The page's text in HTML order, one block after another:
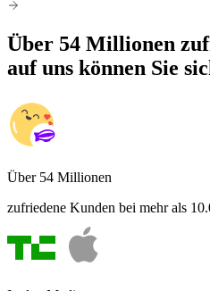
Über 54 Millionen
auf uns können Sie
Über 54 Millionen
zufriedene Kunden bei mehr als